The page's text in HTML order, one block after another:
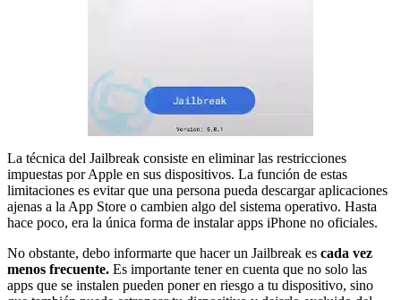
La técnica del Jailbreak consiste en eliminar las restricciones
impuestas por Apple en sus dispositivos. La función de estas
limitaciones es evitar que una persona pueda descargar aplicaciones
ajenas a la App Store o cambien algo del sistema operativo. Hasta
hace poco, era la única forma de instalar apps iPhone no oficiales.
No obstante, debo informarte que hacer un Jailbreak es cada vez
menos frecuente. Es importante tener en cuenta que no solo las
apps que se instalen pueden poner en riesgo a tu dispositivo, sino